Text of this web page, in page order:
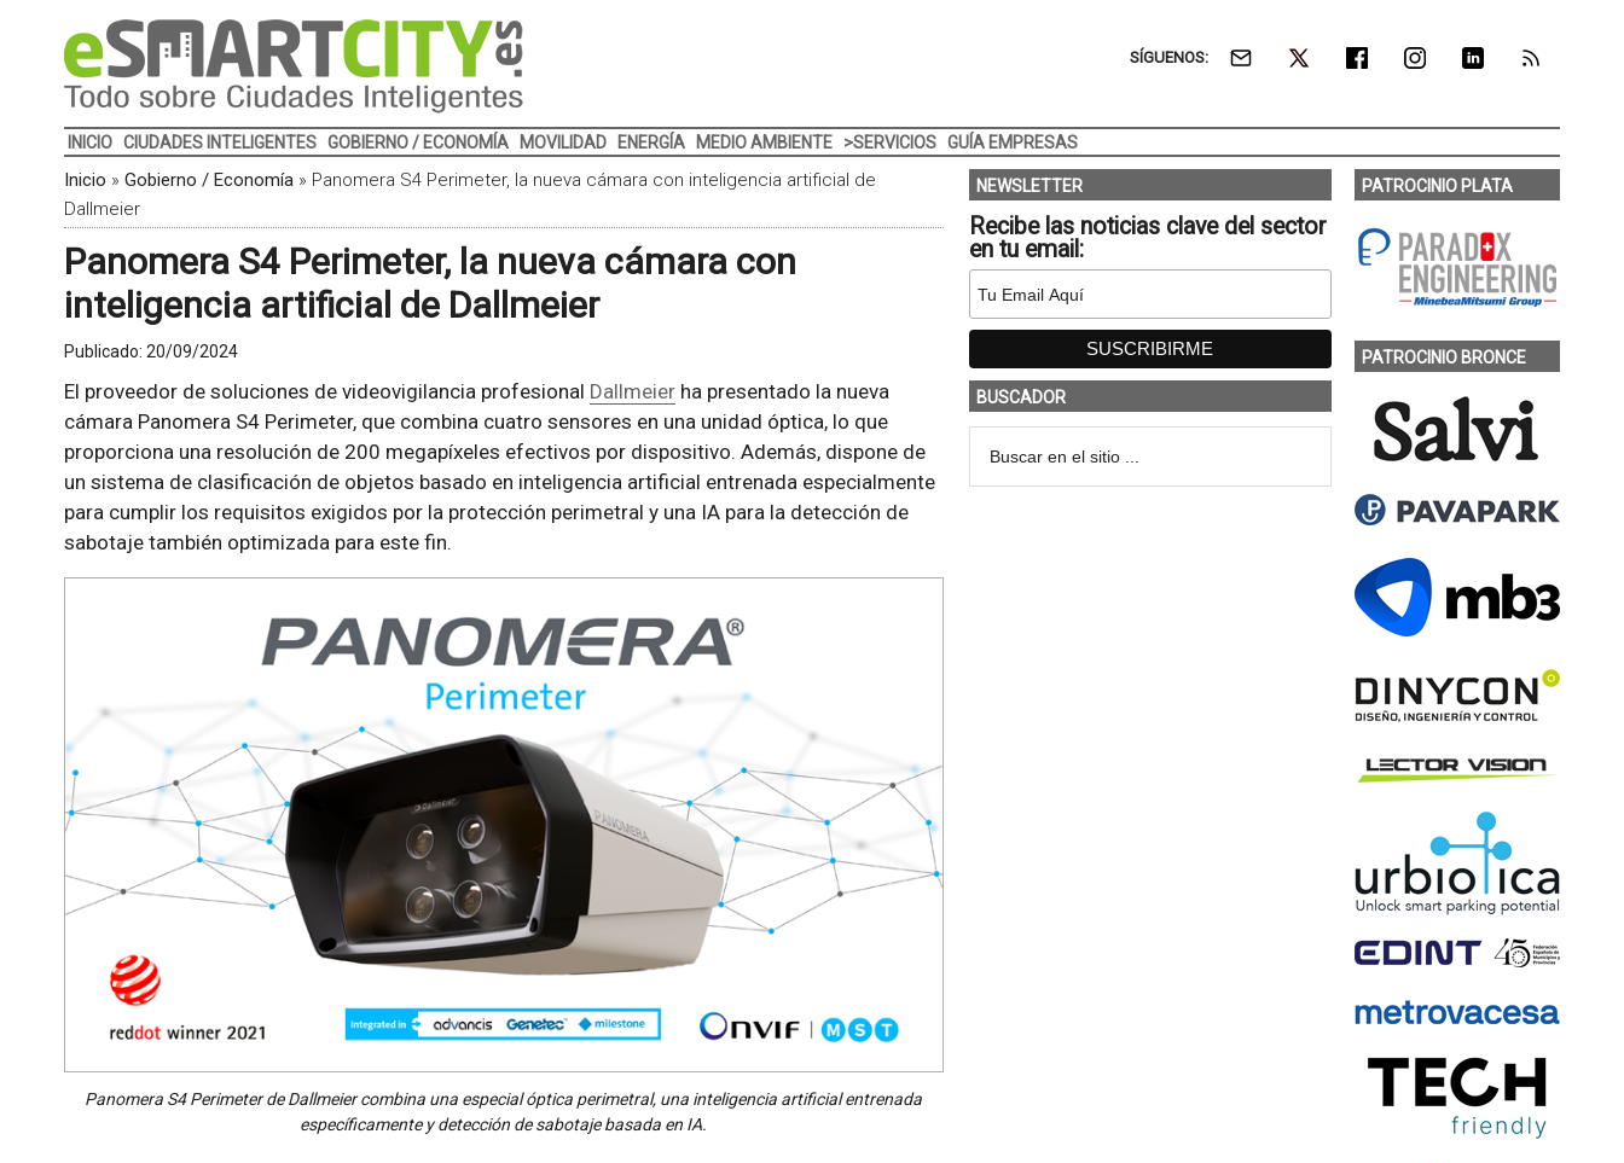
SÍGUENOS:
INICIO CIUDADES INTELIGENTES GOBIERNO / ECONOMÍA MOVILIDAD ENERGÍA MEDIO AMBIENTE >SERVICIOS GUÍA EMPRESAS
Inicio » Gobierno / Economía» Panomera S4 Perimeter, la nueva cámara con inteligencia artificial de
Dallmeier
Panomera S4 Perimeter, la nueva cámara con
inteligencia artificial de Dallmeier
Publicado: 20/09/2024
El proveedor de soluciones de videovigilancia profesional Dallmeierha presentado la nueva
cámara Panomera S4 Perimeter, que combina cuatro sensores en una unidad óptica, lo que
proporciona una resolución de 200 megapíxeles efectivos por dispositivo. Además, dispone de
un sistema de clasificación de objetos basado en inteligencia artificial entrenada especialmente
para cumplir los requisitos exigidos por la protección perimetral y una IA para la detección de
sabotaje también optimizada para este fin.
Panomera S4 Perimeter de Dallmeier combina una especial óptica perimetral, una inteligencia artificial entrenada
específicamente y detección de sabotaje basada en IA.
NEWSLETTER
Recibe las noticias clave del sector
en tu email:
BUSCADOR
PATROCINIO PLATA
PATROCINIO BRONCE